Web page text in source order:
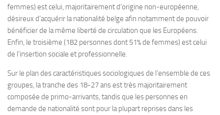
femmes) est celui, majoritairement d’origine non-européenne,
désireux d’acquérir la nationalité belge afin notamment de pouvoir
bénéficier de la même liberté de circulation que les Européens.
Enfin, le troisième (182 personnes dont 51% de femmes) est celui
de l’insertion sociale et professionnelle.
Sur le plan des caractéristiques sociologiques de l’ensemble de ces
groupes, la tranche des 18-27 ans est très majoritairement
composée de primo-arrivants, tandis que les personnes en
demande de nationalité sont pour la plupart reprises dans les